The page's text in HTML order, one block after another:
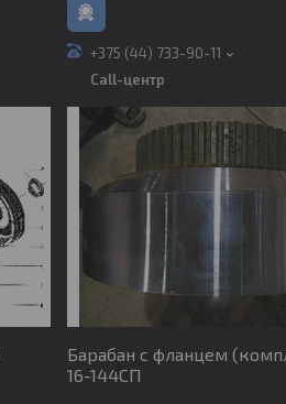
+375 (44) 733-90-11
Call-центр
Барабан с фланцем
16-144СП